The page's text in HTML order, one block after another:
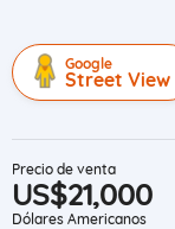
Google
Street View
Precio de venta
US$21,000
Dólares Americanos